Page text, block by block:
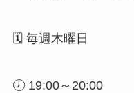
🗓 毎週木曜日
🕖 19:00～20:00